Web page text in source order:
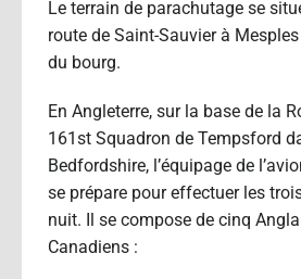
Le terrain de parachutage se
route de Saint-Sauvier à
du bourg.
En Angleterre, sur la base de la
161st Squadron de Tempsford
Bedfordshire, l’équipage de
se prépare pour effectuer les
nuit. Il se compose de cinq
Canadiens :